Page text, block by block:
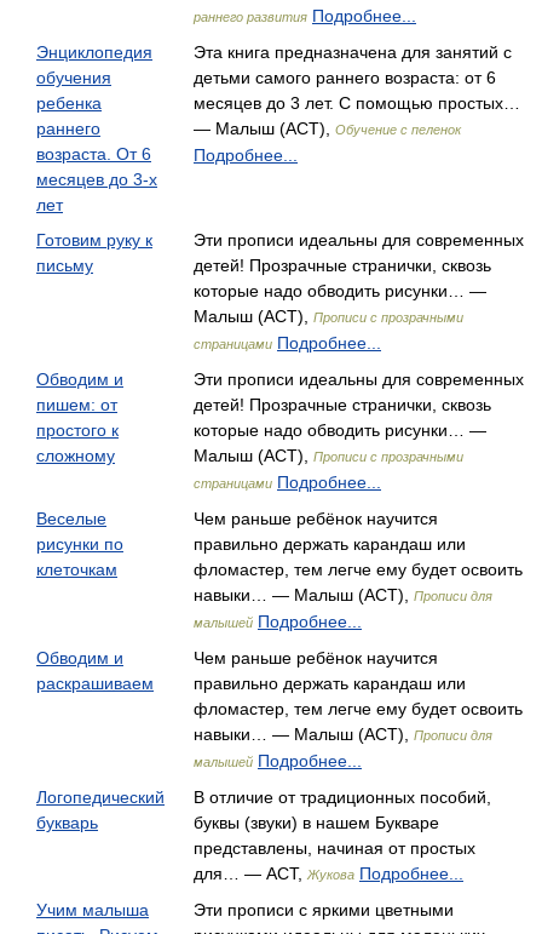
раннего развития Подробнее...
Энциклопедия
обучения
ребенка
раннего
возраста. От 6
месяцев до 3-х
лет
Эта книга предназначена для занятий с
детьми самого раннего возраста: от 6
месяцев до 3 лет. С помощью простых…
— Малыш (АСТ),
Обучение с пеленок
Подробнее...
Готовим руку к
письму
Эти прописи идеальны для современных
детей! Прозрачные странички, сквозь
которые надо обводить рисунки… —
Малыш (АСТ),
Прописи с прозрачными
страницами Подробнее...
Обводим и
пишем: от
простого к
сложному
Эти прописи идеальны для современных
детей! Прозрачные странички, сквозь
которые надо обводить рисунки… —
Малыш (АСТ),
Прописи с прозрачными
страницами Подробнее...
Веселые
рисунки по
клеточкам
Чем раньше ребёнок научится
правильно держать карандаш или
фломастер, тем легче ему будет освоить
навыки… — Малыш (АСТ),
Прописи для
малышей Подробнее...
Обводим и
раскрашиваем
Чем раньше ребёнок научится
правильно держать карандаш или
фломастер, тем легче ему будет освоить
навыки… — Малыш (АСТ),
Прописи для
малышей Подробнее...
Логопедический
букварь
В отличие от традиционных пособий,
буквы (звуки) в нашем Букваре
представлены, начиная от простых
для… — АСТ, Жукова Подробнее...
Учим малыша
Эти прописи с яркими цветными